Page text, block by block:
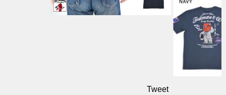
Tweet